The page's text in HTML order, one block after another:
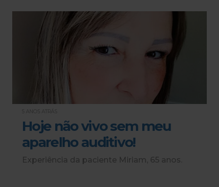
5 ANOS ATRÁS
Hoje não vivo sem meu
aparelho auditivo!
Experiência da paciente Miriam, 65 anos.